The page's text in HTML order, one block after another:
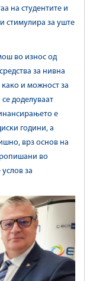
на студентите и
стимулира за уште
во износ од
за нивна
и можност за
доделуваат
е
години, а
врз основ на
во
за